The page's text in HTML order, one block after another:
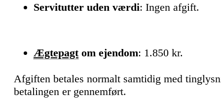
Servitutter uden værdi: Ingen afgift.
Ægtepagtom ejendom: 1.850 kr.
Afgiften betales normalt samtidig med
betalingen er gennemført.